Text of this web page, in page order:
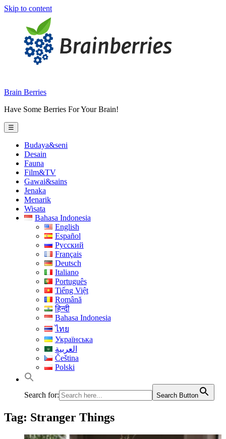
Skip to content
Brain Berries
Have Some Berries For Your Brain!
☰
Budaya&seni
Desain
Fauna
Film&TV
Gawai&sains
Jenaka
Menarik
Wisata
Bahasa Indonesia
English
Español
Русский
Français
Deutsch
Italiano
Português
Tiếng Việt
Română
हिन्दी
Bahasa Indonesia
ไทย
Українська
العربية
Čeština
Polski
Search for: Search Button
Tag: Stranger Things